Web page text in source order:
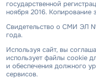
государственной
ноября 2016. Копирование
Свидетельство о СМИ ЭЛ
года.
Используя сайт, вы
использует файлы cookie
и обеспечения должного
сервисов.